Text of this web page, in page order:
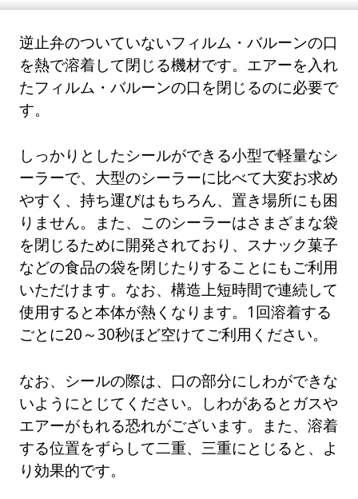
逆止弁のついていないフィルム・バルーンの口
を熱で溶着して閉じる機材です。エアーを入れ
たフィルム・バルーンの口を閉じるのに必要で
す。
しっかりとしたシールができる小型で軽量なシ
ーラーで、大型のシーラーに比べて大変お求め
やすく、持ち運びはもちろん、置き場所にも困
りません。また、このシーラーはさまざまな袋
を閉じるために開発されており、スナック菓子
などの食品の袋を閉じたりすることにもご利用
いただけます。なお、構造上短時間で連続して
使用すると本体が熱くなります。1回溶着する
ごとに20～30秒ほど空けてご利用ください。
なお、シールの際は、口の部分にしわができな
いようにとじてください。しわがあるとガスや
エアーがもれる恐れがございます。また、溶着
する位置をずらして二重、三重にとじると、よ
り効果的です。